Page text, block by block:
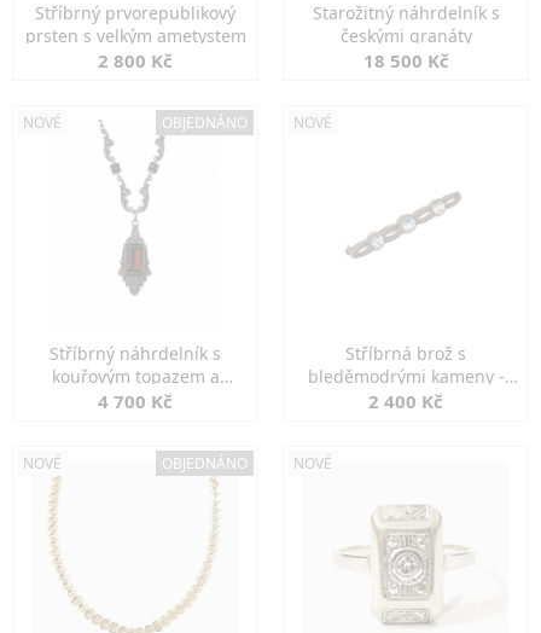
Stříbrný prvorepublikový
prsten s velkým ametystem
2 800 Kč
Starožitný náhrdelník s
českými granáty
18 500 Kč
NOVÉ OBJEDNÁNO
Stříbrný náhrdelník s
kouřovým topazem a
markazity
4 700 Kč
NOVÉ
Stříbrná brož s
bleděmodrými kameny -
jemná elegance
2 400 Kč
NOVÉ OBJEDNÁNO NOVÉ